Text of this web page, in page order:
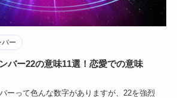
バー
バー22の意味11選！恋愛での意味
ーって色んな数字がありますが、22を強烈